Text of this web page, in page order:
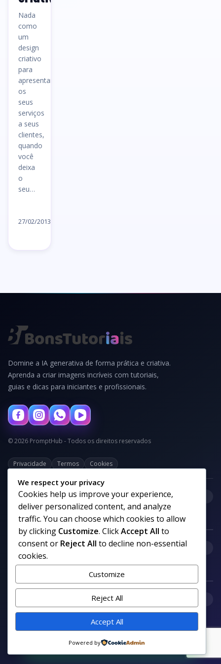
Nada
como
um
design
criativo
para
apresentar
os
seus
serviços
a seus
clientes,
quando
você
deixa
o
seu…
27/02/2013
Domine a IA generativa de forma prática e criativa.
Aprenda a criar imagens incríveis com tutoriais,
guias e dicas para iniciantes e profissionais.
© 2026 PromptHub - Todos os direitos reservados
Privacidade Termos Cookies
Categorias
Links uteis
Siga nosso canal no WhatsApp
We respect your privacy
Cookies help us improve your experience,
deliver personalized content, and analyze
traffic. You can choose which cookies to allow
by clicking Customize. ClickAccept All to
consent or Reject All to decline non-essential
cookies.
Customize
Reject All
Accept All
Powered by